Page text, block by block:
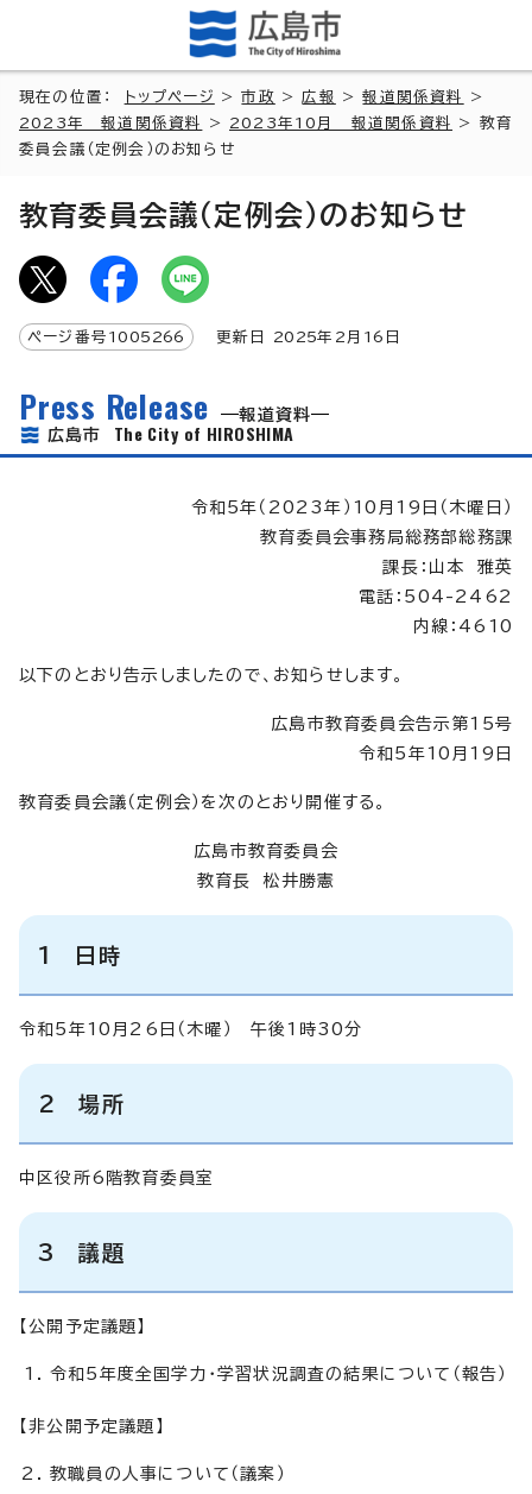
現在の位置： トップページ >市政 >広報 >報道関係資料
>
2023年 報道関係資料
> 2023年10月 報道関係資料
> 教育
委員会議（定例会）のお知らせ
教育委員会議（定例会）のお知らせ
ページ番号 1005266 更新日 2025年2月 16 日
Press Release
報道資料
広島市 The City of HIROSHIMA
令和5年（2023年）10月19日（木曜日）
教育委員会事務局総務部総務課
課長：山本 雅英
電話：504-2462
内線：4610
以下のとおり告示しましたので、お知らせします。
広島市教育委員会告示第15号
令和5年10月19日
教育委員会議（定例会）を次のとおり開催する。
広島市教育委員会
教育長 松井勝憲
1 日時
令和5年10月26日（木曜） 午後1時30分
2 場所
中区役所6階教育委員室
3 議題
【公開予定議題】
令和5年度全国学力・学習状況調査の結果について（報告）
【非公開予定議題】
教職員の人事について（議案）